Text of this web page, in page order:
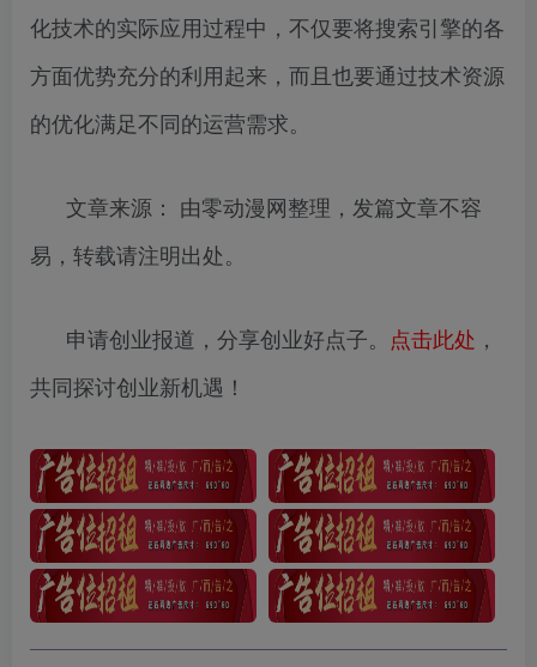
化技术的实际应用过程中，不仅要将搜索引擎的各
方面优势充分的利用起来，而且也要通过技术资源
的优化满足不同的运营需求。
文章来源： 由零动漫网整理，发篇文章不容
易，转载请注明出处。
申请创业报道，分享创业好点子。 点击此处 ，
共同探讨创业新机遇！